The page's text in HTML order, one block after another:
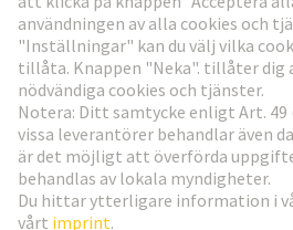
Social Media
Sverige